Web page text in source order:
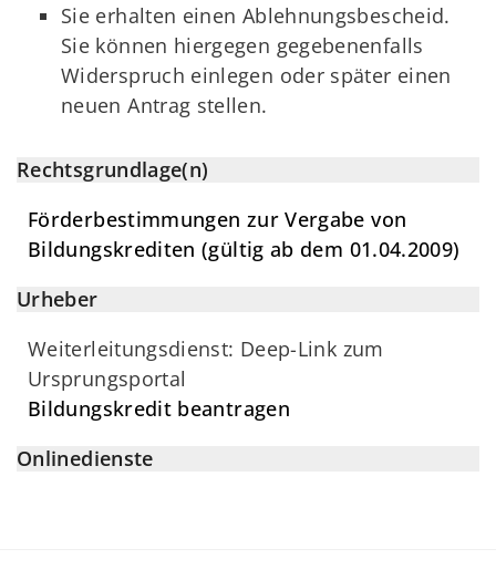
Sie erhalten einen Ablehnungsbescheid.
Sie können hiergegen gegebenenfalls
Widerspruch einlegen oder später einen
neuen Antrag stellen.
Rechtsgrundlage(n)
Förderbestimmungen zur Vergabe von
Bildungskrediten (gültig ab dem 01.04.2009)
Urheber
Weiterleitungsdienst: Deep-Link zum
Ursprungsportal
Bildungskredit beantragen
Onlinedienste